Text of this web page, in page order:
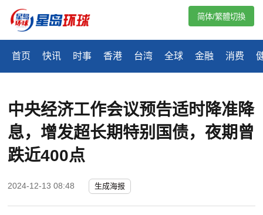
首页 快讯 时事 香港 台湾 全球 金融 消费
简体/繁體切換
中央经济工作会议预告适时降准降
息，增发超长期特别国债，夜期曾
跌近400点
2024-12-13 08:48 生成海报